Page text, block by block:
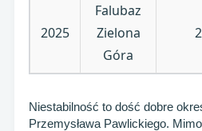
2025
Falubaz
Zielona
Góra
Niestabilność to dość dobre
Przemysława Pawlickiego.